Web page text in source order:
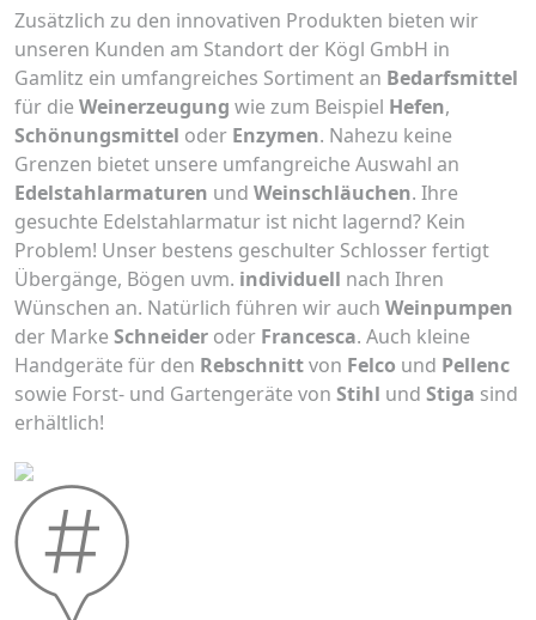
Zusätzlich zu den innovativen Produkten bieten wir
unseren Kunden am Standort der Kögl GmbH in
Gamlitz ein umfangreiches Sortiment an Bedarfsmittel
für die Weinerzeugung wie zum Beispiel Hefen,
Schönungsmittel oder Enzymen. Nahezu keine
Grenzen bietet unsere umfangreiche Auswahl an
Edelstahlarmaturen und Weinschläuchen. Ihre
gesuchte Edelstahlarmatur ist nicht lagernd? Kein
Problem! Unser bestens geschulter Schlosser fertigt
Übergänge, Bögen uvm. individuell nach Ihren
Wünschen an. Natürlich führen wir auch Weinpumpen
der Marke Schneider oder Francesca. Auch kleine
Handgeräte für den Rebschnittvon Felco und Pellenc
sowie Forst- und Gartengeräte von Stihl und Stiga sind
erhältlich!